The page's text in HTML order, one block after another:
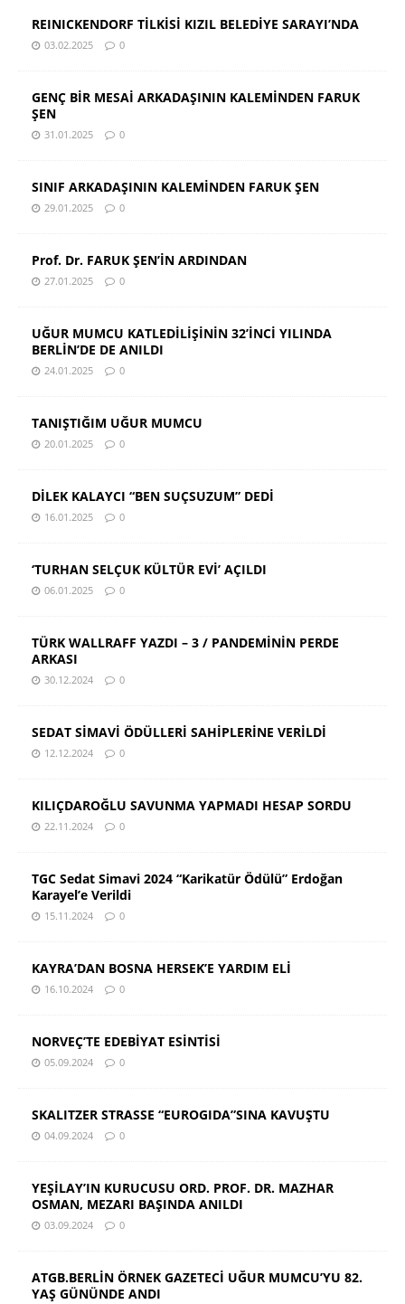
REINICKENDORF TİLKİSİ KIZIL BELEDİYE SARAYI’NDA
03.02.2025 0
GENÇ BİR MESAİ ARKADAŞININ KALEMİNDEN FARUK
ŞEN
31.01.2025 0
SINIF ARKADAŞININ KALEMİNDEN FARUK ŞEN
29.01.2025 0
Prof. Dr. FARUK ŞEN’İN ARDINDAN
27.01.2025 0
UĞUR MUMCU KATLEDİLİŞİNİN 32’İNCİ YILINDA
BERLİN’DE DE ANILDI
24.01.2025 0
TANIŞTIĞIM UĞUR MUMCU
20.01.2025 0
DİLEK KALAYCI “BEN SUÇSUZUM” DEDİ
16.01.2025 0
‘TURHAN SELÇUK KÜLTÜR EVİ’ AÇILDI
06.01.2025 0
TÜRK WALLRAFF YAZDI – 3 / PANDEMİNİN PERDE
ARKASI
30.12.2024 0
SEDAT SİMAVİ ÖDÜLLERİ SAHİPLERİNE VERİLDİ
12.12.2024 0
KILIÇDAROĞLU SAVUNMA YAPMADI HESAP SORDU
22.11.2024 0
TGC Sedat Simavi 2024 “Karikatür Ödülü” Erdoğan
Karayel’e Verildi
15.11.2024 0
KAYRA’DAN BOSNA HERSEK’E YARDIM ELİ
16.10.2024 0
NORVEÇ’TE EDEBİYAT ESİNTİSİ
05.09.2024 0
SKALITZER STRASSE “EUROGIDA”SINA KAVUŞTU
04.09.2024 0
YEŞİLAY’IN KURUCUSU ORD. PROF. DR. MAZHAR
OSMAN, MEZARI BAŞINDA ANILDI
03.09.2024 0
ATGB.BERLİN ÖRNEK GAZETECİ UĞUR MUMCU’YU 82.
YAŞ GÜNÜNDE ANDI